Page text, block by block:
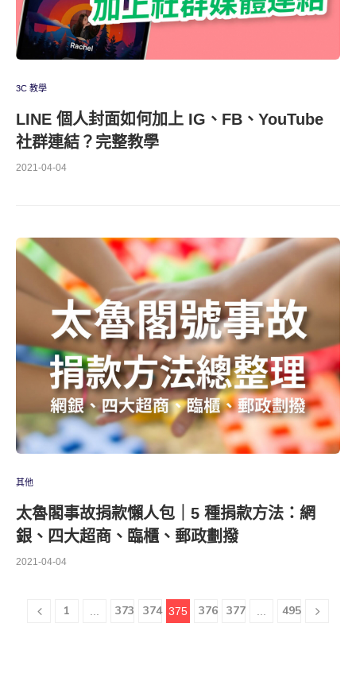
3C 教學
LINE 個人封面如何加上 IG、FB、YouTube
社群連結？完整教學
2021-04-04
其他
太魯閣事故捐款懶人包｜5 種捐款方法：網
銀、四大超商、臨櫃、郵政劃撥
2021-04-04
1 373 374 375 376 377 495